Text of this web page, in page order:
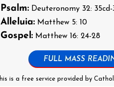
Psalm:Deuteronomy 32: 35cd-
Alleluia:Matthew 5: 10
Gospel:Matthew 16: 24-28
FULL MASS
is a free service provided by